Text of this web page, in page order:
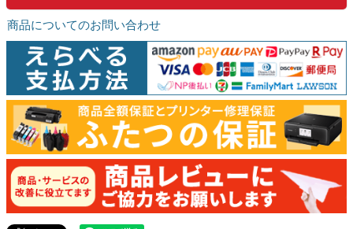
商品についてのお問い合わせ